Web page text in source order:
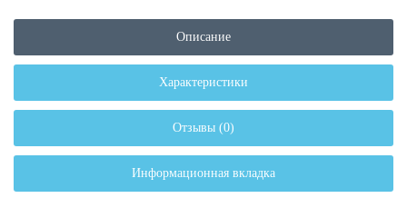
Описание
Характеристики
Отзывы (0)
Информационная вкладка